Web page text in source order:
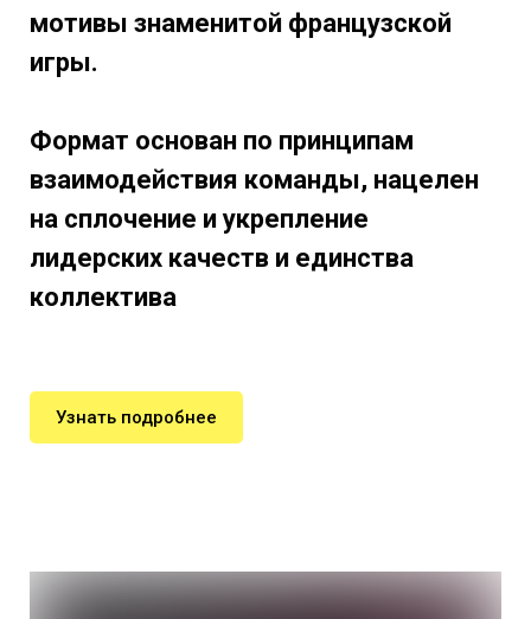
мотивы знаменитой французской
игры.
Формат основан по принципам
взаимодействия команды, нацелен
на сплочение и укрепление
лидерских качеств и единства
коллектива
Узнать подробнее